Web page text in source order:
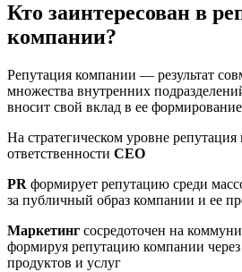
Кто заинтересован в
компании?
Репутация компании — результат
множества внутренних
вносит свой вклад в ее формирование
На стратегическом уровне
ответственности CEO
PR формирует репутацию среди
за публичный образ компании и ее
Маркетинг сосредоточен на
формируя репутацию компании
продуктов и услуг